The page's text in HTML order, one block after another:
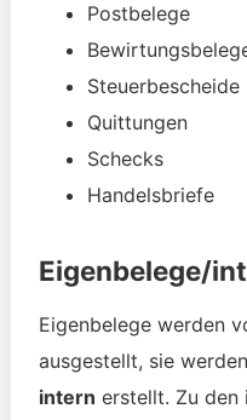
Postbelege
Steuerbescheide
Quittungen
Schecks
Handelsbriefe
Eigenbelege/
Eigenbelege werden
ausgestellt, sie
intern erstellt. Zu den